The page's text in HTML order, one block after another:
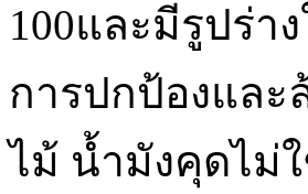
100และมีรูปร่า
การปกป้องและ
ไม้ น้ำมังคุดไม่